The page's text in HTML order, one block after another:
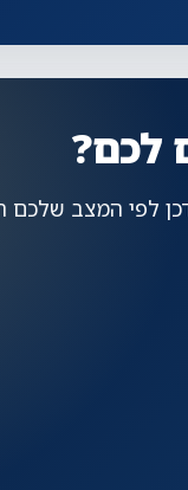
לכם?
לפי המצב שלכם